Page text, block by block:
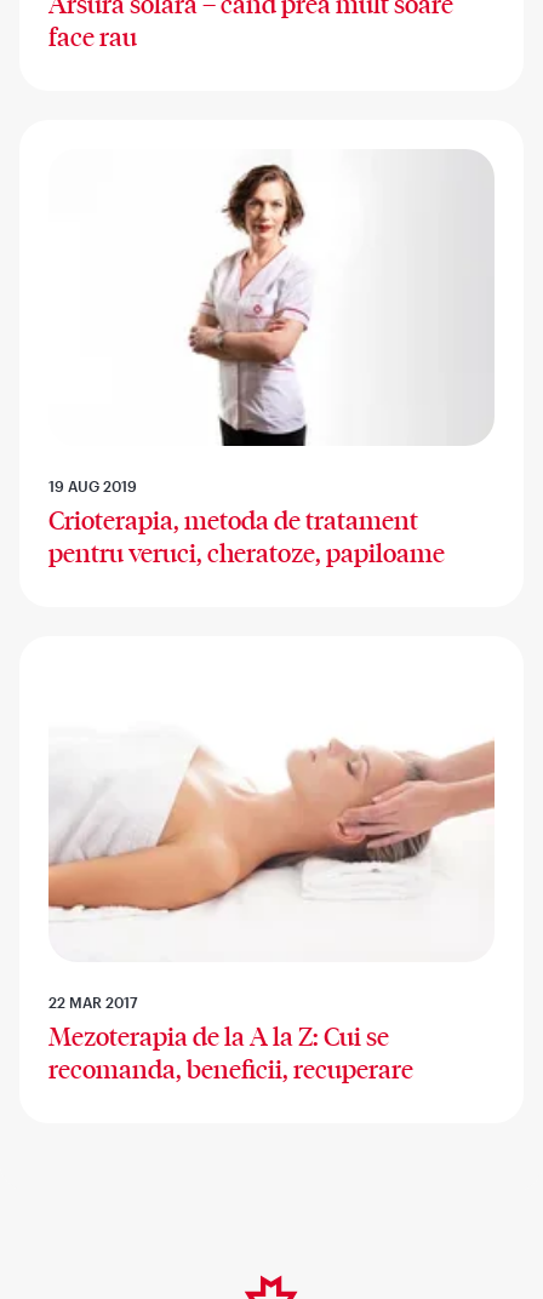
face rau
19 AUG 2019
Crioterapia, metoda de tratament
pentru veruci, cheratoze, papiloame
22 MAR 2017
Mezoterapia de la A la Z: Cui se
recomanda, beneficii, recuperare